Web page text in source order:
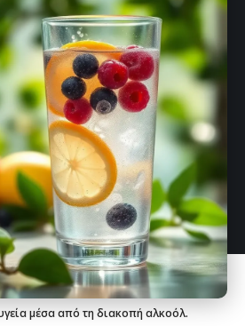
μέσα από τη διακοπή αλκοόλ.